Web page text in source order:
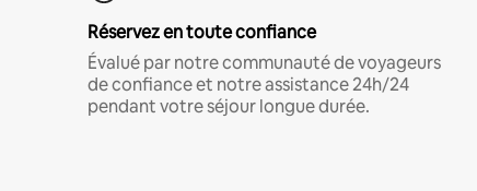
Réservez en toute confiance
Évalué par notre communauté de voyageurs
de confiance et notre assistance 24h/24
pendant votre séjour longue durée.